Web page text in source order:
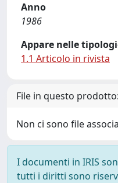
Anno
1986
Appare nelle
1.1 Articolo in rivista
File in questo prodotto:
Non ci sono file
I documenti in IRIS
tutti i diritti sono